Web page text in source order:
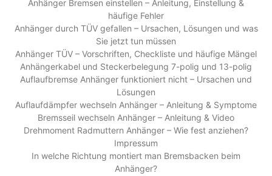
Anhänger Bremsen einstellen – Anleitung, Einstellung &
häufige Fehler
Anhänger durch TÜV gefallen – Ursachen, Lösungen und was
Sie jetzt tun müssen
Anhänger TÜV – Vorschriften, Checkliste und häufige Mängel
Anhängerkabel und Steckerbelegung 7-polig und 13-polig
Auflaufbremse Anhänger funktioniert nicht – Ursachen und
Lösungen
Auflaufdämpfer wechseln Anhänger – Anleitung & Symptome
Bremsseil wechseln Anhänger – Anleitung & Video
Drehmoment Radmuttern Anhänger – Wie fest anziehen?
Impressum
In welche Richtung montiert man Bremsbacken beim
Anhänger?